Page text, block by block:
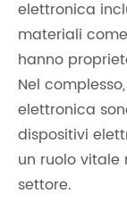
elettronica
materiali
hanno
Nel
elettronica
dispositivi
un ruolo vitale
settore.